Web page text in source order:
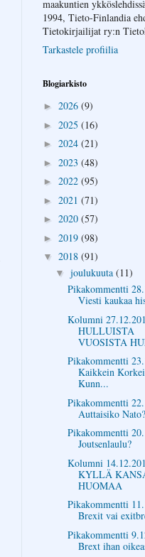
maakuntien
1994, Tieto-Finlandia
Tietokirjailijat ry:n
Tarkastele profiilia
Blogiarkisto
► 2026 (9)
► 2025 (16)
► 2024 (21)
► 2023 (48)
► 2022 (95)
► 2021 (71)
► 2020 (57)
► 2019 (98)
▼ 2018 (91)
▼ joulukuuta (11)
Pikakommentti
Viesti kaukaa
Kolumni
HULLUISTA
VUOSISTA
Pikakommentti
Kaikkein
Kunn...
Pikakommentti
Auttaisiko Nato?
Pikakommentti
Joutsenlaulu?
Kolumni
KYLLÄ
HUOMAA
Pikakommentti
Brexit vai
Pikakommentti
Brext ihan